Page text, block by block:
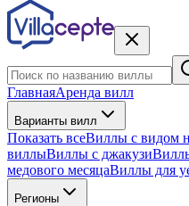
ГлавнаяАренда вилл
Варианты вилл
Показать всеВиллы с видом
виллыВиллы с джакузи
медового месяцаВиллы для
Регионы